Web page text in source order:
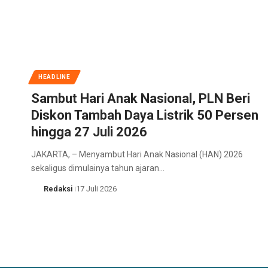
HEADLINE
Sambut Hari Anak Nasional, PLN Beri
Diskon Tambah Daya Listrik 50 Persen
hingga 27 Juli 2026
JAKARTA, – Menyambut Hari Anak Nasional (HAN) 2026
sekaligus dimulainya tahun ajaran…
Redaksi 17 Juli 2026